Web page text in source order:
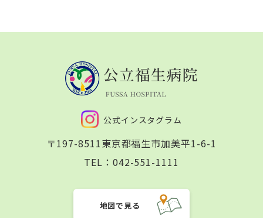
公式インスタグラム
〒197-8511東京都福生市加美平1-6-1
TEL： 042-551-1111
地図で見る